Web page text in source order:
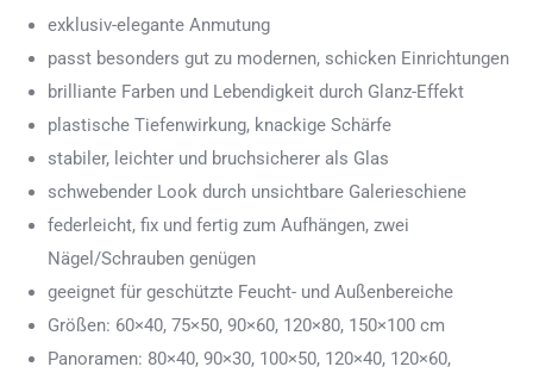
exklusiv-elegante Anmutung
passt besonders gut zu modernen, schicken Einrichtungen
brilliante Farben und Lebendigkeit durch Glanz-Effekt
plastische Tiefenwirkung, knackige Schärfe
stabiler, leichter und bruchsicherer als Glas
schwebender Look durch unsichtbare Galerieschiene
federleicht, fix und fertig zum Aufhängen, zwei
Nägel/Schrauben genügen
geeignet für geschützte Feucht- und Außenbereiche
Größen: 60×40, 75×50, 90×60, 120×80, 150×100 cm
Panoramen: 80×40, 90×30, 100×50, 120×40, 120×60,